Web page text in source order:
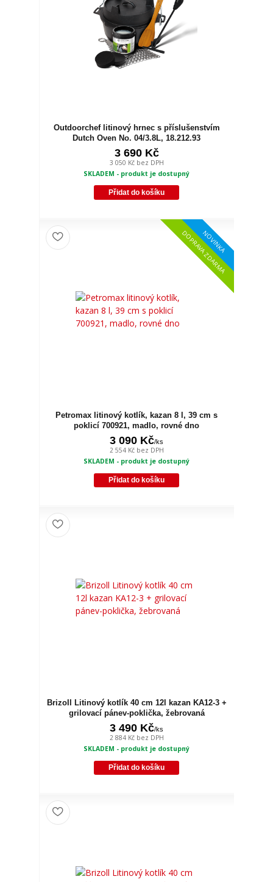
Outdoorchef litinový hrnec s příslušenstvím
Dutch Oven No. 04/3.8L, 18.212.93
3 690 Kč
3 050 Kč bez DPH
SKLADEM - produkt je dostupný
Přidat do košíku
NOVINKA
DOPRAVA ZDARMA
Petromax litinový kotlík, kazan 8 l, 39 cm s
poklicí 700921, madlo, rovné dno
3 090 Kč/ks
2 554 Kč bez DPH
SKLADEM - produkt je dostupný
Přidat do košíku
Brizoll Litinový kotlík 40 cm 12l kazan KA12-3 +
grilovací pánev-poklička, žebrovaná
3 490 Kč/ks
2 884 Kč bez DPH
SKLADEM - produkt je dostupný
Přidat do košíku